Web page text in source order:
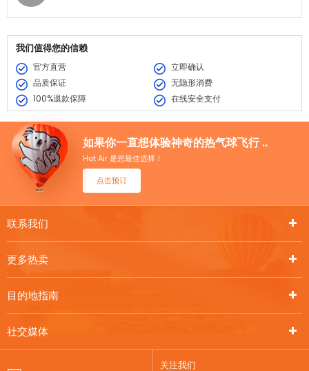
我们值得您的信赖
官方直营
立即确认
品质保证
无隐形消费
100%退款保障
在线安全支付
如果你一直想体验神奇的热气球飞行 ..
Hot Air 是您最佳选择！
点击预订
更多热卖
目的地指南
社交媒体
联系我们
关注我们